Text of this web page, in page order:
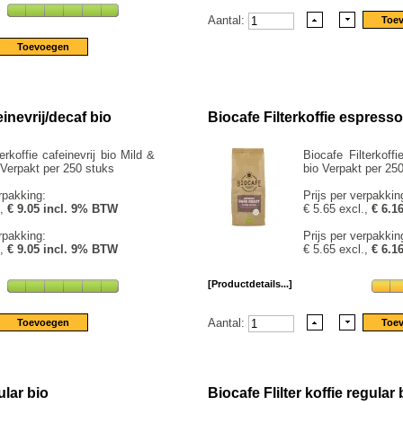
Aantal:
decaf bio
cafeinevrij bio Mild &
per 250 stuks
€ 9.05 incl. 9% BTW
€ 9.05 incl. 9% BTW
Biocafe Filterkoffie
Biocafe
bio Verpakt per
Prijs per
€ 5.65 excl., €
Prijs per
€ 5.65 excl., €
[Productdetails...]
Aantal:
bio Biocafe Flilter koffie regular